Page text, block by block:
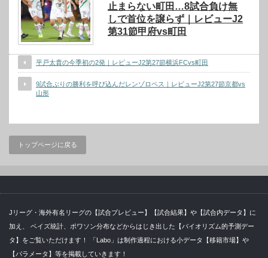
止まらない町田…8試合負け無
しで首位を譲らず｜レビューJ2
第31節甲府vs町田
平戸太貴の今季初の2発｜レビューJ2第27節横浜FCvs町田
9試合ぶりの勝利を呼び込んだレンゾロペス｜レビューJ2第27節京都vs
山形
トップページに戻る
Jリーグ・海外有名リーグの【試合プレビュー】【試合結果】や【試合内データ】に
加え、 ベイズ統計、ポワソン分布などからはじき出した【バイオリズム的予測デー
タ】をご覧いただけます！ 「Labo」は制作過程における小データ【移籍市場】や
【パラメータ】等を掲載していきます！